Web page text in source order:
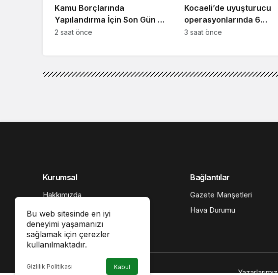
Kamu Borçlarında
Yapılandırma İçin Son Gün 31
Ağustos
2 saat önce
Kocaeli’de uyuşturucu
operasyonlarında 6
tutuklama
3 saat önce
Bu web sitesinde en iyi
deneyimi yaşamanızı
sağlamak için çerezler
kullanılmaktadır.
Gizlilik Politikası Kabul
Kurumsal
Hakkımızda
İletişim
Künye
Gizlilik politikası
Bağlantılar
Gazete Manşetleri
Hava Durumu
Yazarlarımız